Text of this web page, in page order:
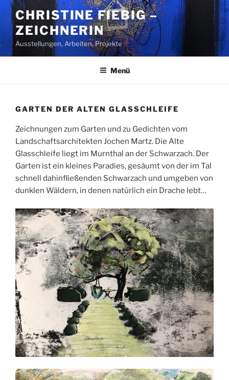
Zum
Inhalt
springen
CHRISTINE FIEBIG –
ZEICHNERIN
Ausstellungen, Arbeiten, Projekte
Menü
GARTEN DER ALTEN GLASSCHLEIFE
Zeichnungen zum Garten und zu Gedichten vom
Landschaftsarchitekten Jochen Martz. Die Alte
Glasschleife liegt im Murnthal an der Schwarzach. Der
Garten ist ein kleines Paradies, gesäumt von der im Tal
schnell dahinfließenden Schwarzach und umgeben von
dunklen Wäldern, in denen natürlich ein Drache lebt…